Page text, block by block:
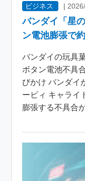
ビジネス |
バンダイ「星
ン電池膨張で
バンダイの玩具
ボタン電池不具
びかけ バンダイ
ービィ キャライ
膨張する不具合